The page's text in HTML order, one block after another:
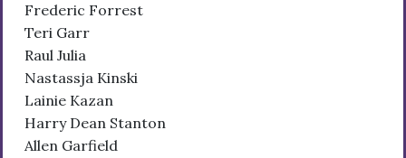
Frederic Forrest
Teri Garr
Raul Julia
Nastassja Kinski
Lainie Kazan
Harry Dean Stanton
Allen Garfield